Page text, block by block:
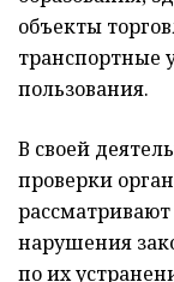
объекты
транспортные
пользования.
В своей
проверки
нарушения
по их